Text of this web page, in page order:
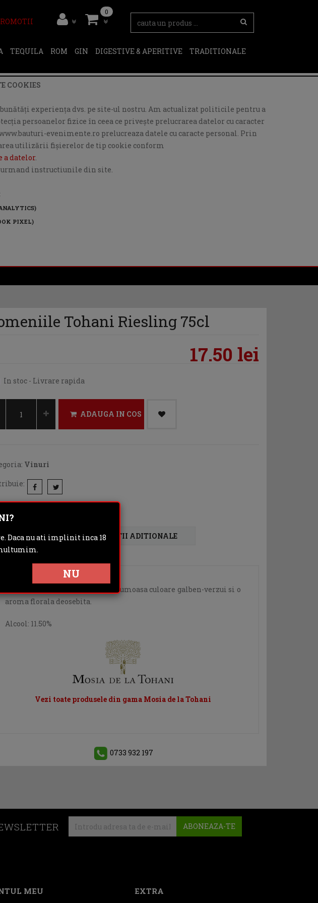
0
TEQUILA ROM GIN DIGESTIVE & APERITIVE
TRADITIONALE
COOKIES
experiența dvs. pe site-ul nostru. Am actualizat politicile pentru a
persoanelor fizice în ceea ce privește prelucrarea datelor cu caracter
evenimente.ro prelucreaza datele cu caracte personal. Prin
utilizării fişierelor de tip cookie conform
a datelor.
urmand instructiunile din site.
PIXEL)
Tohani Riesling 75cl
17.50 lei
In stoc - Livrare rapida
ADAUGA IN COS
Vinuri
DESCRIERE INFORMATII ADITIONALE
Un vin demisec, fructuos, cu o frumoasa culoare galben-verzui si o
aroma florala deosebita.
Alcool: 11.50%
Vezi toate produsele din gama Mosia de la Tohani
0733 932 197
ABONEAZA-TE
MEU EXTRA
Daca nu ati implinit inca 18
NU